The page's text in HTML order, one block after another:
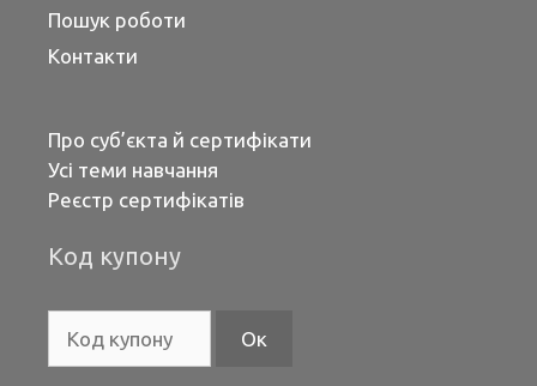
Пошук роботи
Контакти
Про суб’єкта й сертифікати
Усі теми навчання
Реєстр сертифікатів
Код купону